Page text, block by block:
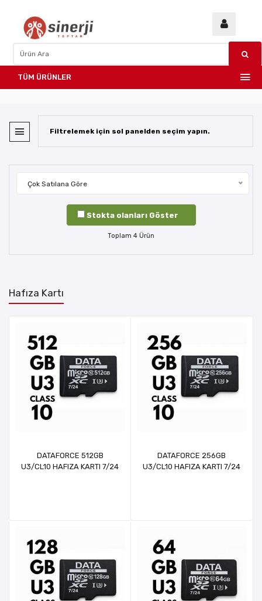
TÜM ÜRÜNLER
Filtrelemek için sol panelden seçim yapın.
Çok Satılana Göre
Stokta olanları Göster
Toplam 4 Ürün
Hafıza Kartı
DATAFORCE 512GB
U3/CL10 HAFIZA KARTI 7/24
DATAFORCE 256GB
U3/CL10 HAFIZA KARTI 7/24